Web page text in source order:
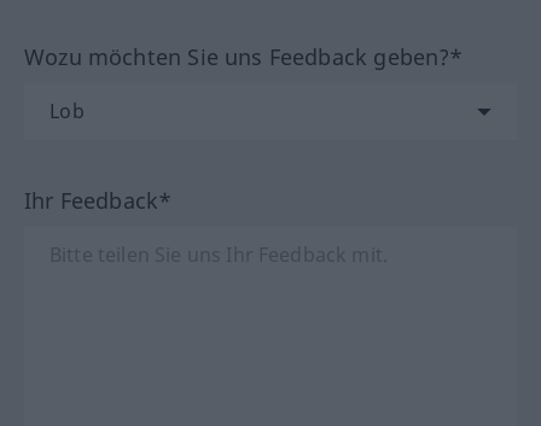
Wozu möchten Sie uns Feedback geben?*
Ihr Feedback*